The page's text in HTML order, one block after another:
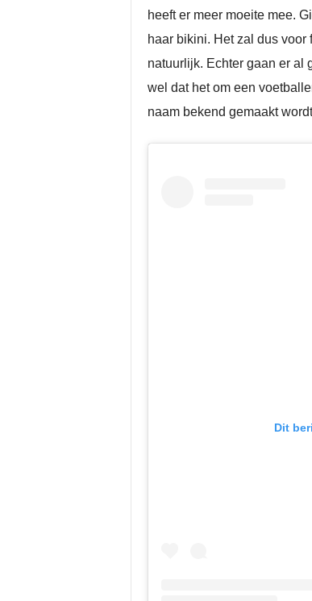
heeft er meer moeite mee.
haar bikini. Het zal dus
natuurlijk. Echter gaan er al
wel dat het om een
naam bekend gemaakt
Dit